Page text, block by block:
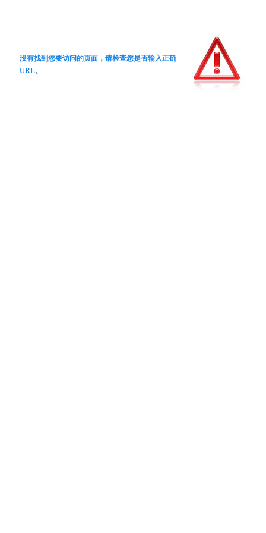
没有找到您要访问的页面，请检查您是否输入正确
URL。